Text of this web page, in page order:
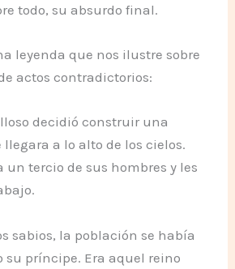
todo, su absurdo final.
leyenda que nos ilustre sobre
actos contradictorios:
decidió construir una
a lo alto de los cielos.
un tercio de sus hombres y les
sabios, la población se había
su príncipe. Era aquel reino